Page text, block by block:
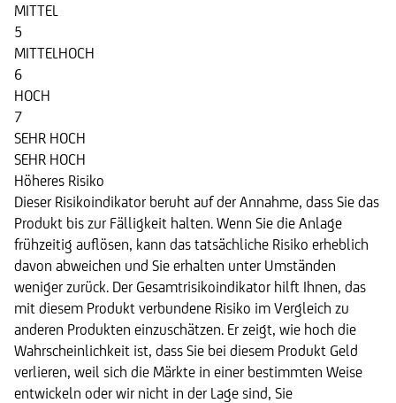
MITTEL
5
MITTELHOCH
6
HOCH
7
SEHR HOCH
SEHR HOCH
Höheres Risiko
Dieser Risikoindikator beruht auf der Annahme, dass Sie das
Produkt bis zur Fälligkeit halten. Wenn Sie die Anlage
frühzeitig auflösen, kann das tatsächliche Risiko erheblich
davon abweichen und Sie erhalten unter Umständen
weniger zurück. Der Gesamtrisikoindikator hilft Ihnen, das
mit diesem Produkt verbundene Risiko im Vergleich zu
anderen Produkten einzuschätzen. Er zeigt, wie hoch die
Wahrscheinlichkeit ist, dass Sie bei diesem Produkt Geld
verlieren, weil sich die Märkte in einer bestimmten Weise
entwickeln oder wir nicht in der Lage sind, Sie